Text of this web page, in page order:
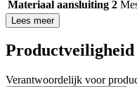
Materiaal aansluiting 2
Lees meer
Productveiligheid
Verantwoordelijk voor